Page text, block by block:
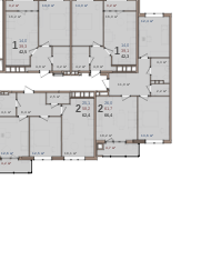
3,2 м²
4,2 м²
14,0 м²
4,9 м²
16,0 м²
4,2 м²
14,0 м²
4,9 м²
13,6 м²
18,2 м²
11,0 м²
2,2 м²
4,3 м²
12,4 м²
18,1 м²
12,5 м²
12,6 м²
4,1 м² 8,4 м²
2,5 м²
4,7 м²
4,2 м²
16,2 м²
3,2 м²
1
14,0
39,3
42,5 1
14,0
39,1
42,3
2
26,0
61,7
66,4
2
25,1
58,2
62,4